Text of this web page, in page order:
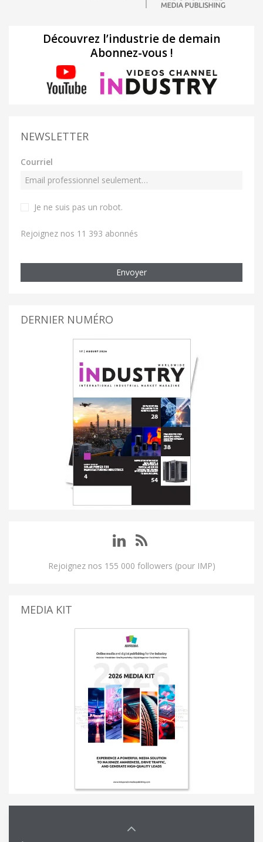
Découvrez l’industrie de demain
Abonnez-vous !
NEWSLETTER
Courriel
Je ne suis pas un robot.
Rejoignez nos 11 393 abonnés
Envoyer
DERNIER NUMÉRO
Rejoignez nos 155 000 followers (pour IMP)
MEDIA KIT